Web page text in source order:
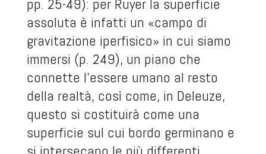
pp. 25-49): per Ruyer la superficie
assoluta è infatti un «campo di
gravitazione iperfisico» in cui siamo
immersi (p. 249), un piano che
connette l’essere umano al resto
della realtà, così come, in Deleuze,
questo si costituirà come una
superficie sul cui bordo germinano e